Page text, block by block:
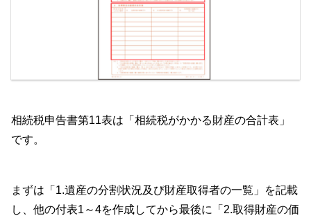
相続税申告書第11表は「相続税がかかる財産の合計表」
です。
まずは「1.遺産の分割状況及び財産取得者の一覧」を記載
し、他の付表1～4を作成してから最後に「2.取得財産の価